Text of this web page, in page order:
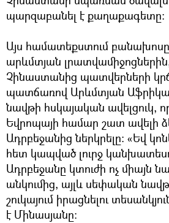
պարզաբանել է քաղաքագետը:
Այս համատեքստում
արևմտյան լրատվամիջոցներին,
Չինաստանից պատվերների
պատճառով Արևմտյան
նավթի հսկայական ավելցուկ,
Եվրոպայի համար շատ ավելի
Ադրբեջանից ներկրելը: «Եվ
հետ կապված լուրջ
Ադրբեջանը կտուժի ոչ միայն
անկումից, այլև սեփական
շուկայում իրացնելու
է Մինասյանը: